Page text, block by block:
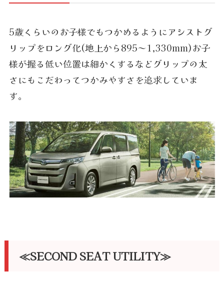
5歳くらいのお子様でもつかめるようにアシストグ
リップをロング化(地上から895～1,330mm)お子
様が握る低い位置は細かくするなどグリップの太
さにもこだわってつかみやすさを追求していま
す。
≪SECOND SEAT UTILITY≫